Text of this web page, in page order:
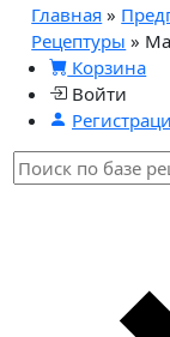
Главная »
Рецептуры »
Корзина
Войти